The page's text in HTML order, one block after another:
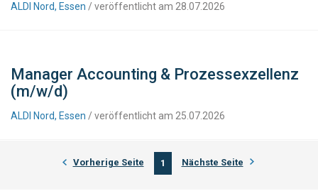
ALDI Nord, Essen / veröffentlicht am 28.07.2026
Manager Accounting & Prozessexzellenz
(m/w/d)
ALDI Nord, Essen / veröffentlicht am 25.07.2026
Vorherige Seite 1 Nächste Seite